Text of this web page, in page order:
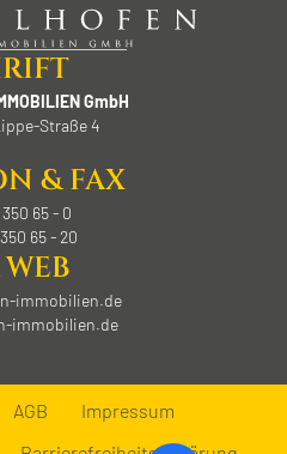
GmbH
Straße 4
& FAX
65 - 0
65 - 20
immobilien.de
immobilien.de
AGB
Impressum